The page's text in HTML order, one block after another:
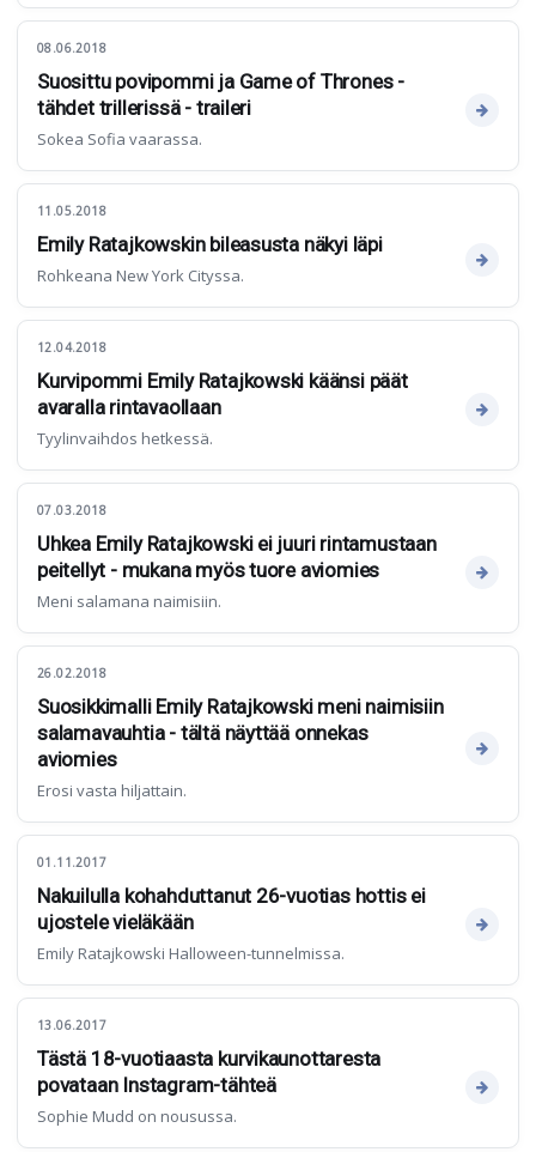
08.06.2018
Suosittu povipommi ja Game of Thrones -
tähdet trillerissä - traileri
Sokea Sofia vaarassa.
11.05.2018
Emily Ratajkowskin bileasusta näkyi läpi
Rohkeana New York Cityssa.
12.04.2018
Kurvipommi Emily Ratajkowski käänsi päät
avaralla rintavaollaan
Tyylinvaihdos hetkessä.
07.03.2018
Uhkea Emily Ratajkowski ei juuri rintamustaan
peitellyt - mukana myös tuore aviomies
Meni salamana naimisiin.
26.02.2018
Suosikkimalli Emily Ratajkowski meni naimisiin
salamavauhtia - tältä näyttää onnekas
aviomies
Erosi vasta hiljattain.
01.11.2017
Nakuilulla kohahduttanut 26-vuotias hottis ei
ujostele vieläkään
Emily Ratajkowski Halloween-tunnelmissa.
13.06.2017
Tästä 18-vuotiaasta kurvikaunottaresta
povataan Instagram-tähteä
Sophie Mudd on nousussa.